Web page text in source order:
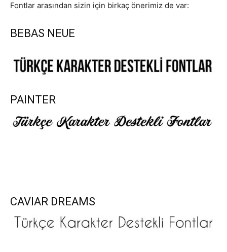
Fontlar arasından sizin için birkaç önerimiz de var:
BEBAS NEUE
PAINTER
CAVIAR DREAMS